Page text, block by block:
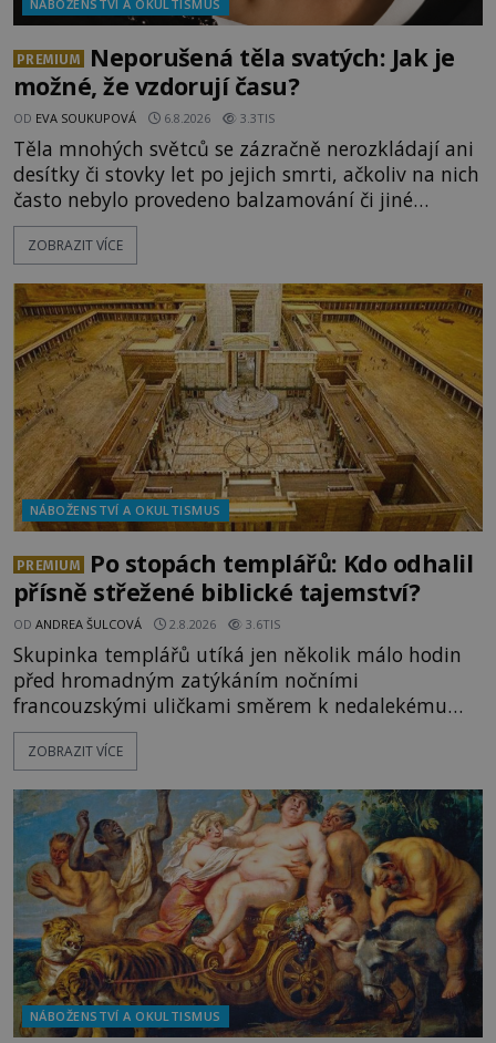
NÁBOŽENSTVÍ A OKULTISMUS
PREMIUM
Neporušená těla svatých: Jak je
možné, že vzdorují času?
OD EVA SOUKUPOVÁ 6.8.2026 3.3TIS
Těla mnohých světců se zázračně nerozkládají ani
desítky či stovky let po jejich smrti, ačkoliv na nich
často nebylo provedeno balzamování či jiné
pokusy o konzervaci. Neporušené ostatky bývají
považovány za důkaz svatosti zemřelých. Jaké
osobností ochraňují? Na hřbitově u kláštera
Milosrdných
ZOBRAZIT VÍCE
NÁBOŽENSTVÍ A OKULTISMUS
PREMIUM
Po stopách templářů: Kdo odhalil
přísně střežené biblické tajemství?
OD ANDREA ŠULCOVÁ 2.8.2026 3.6TIS
Skupinka templářů utíká jen několik málo hodin
před hromadným zatýkáním nočními
francouzskými uličkami směrem k nedalekému
přístavu. Jeden z nich má přes ramena ranec s
tajemným obsahem. Kapitán lodi už na ně čeká.
vyplouváme,“ sdělí jim. „Kam máme namířeno,
kapitáne?“ zeptá se ho jeden z templářů. „Do Sk
ZOBRAZIT VÍCE
NÁBOŽENSTVÍ A OKULTISMUS